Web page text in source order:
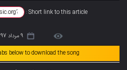
Short link to this article :
9 مرداد 1397
below to download the song